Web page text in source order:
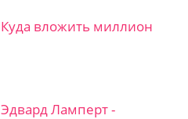
Куда вложить миллион
Эдвард Ламперт -